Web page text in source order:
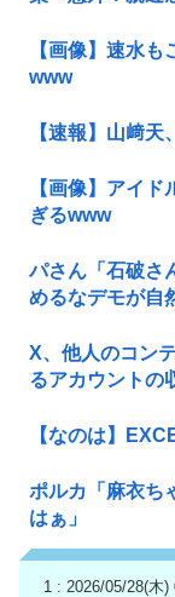
【画像】速水
www
【速報】山﨑天
【画像】アイ
ぎるwww
パさん「石破さ
めるなデモが自
X、他人のコン
るアカウントの
【なのは】
ポルカ「麻衣
はぁ」
1 : 2026/05/28(木)